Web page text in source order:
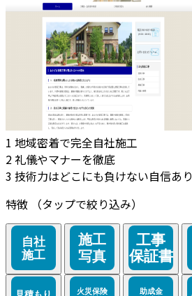
1 地域密着で完全自社施工
2礼儀やマナーを徹底
3 技術力はどこにも負けない自信あり
特徴
（タップで絞り込み）